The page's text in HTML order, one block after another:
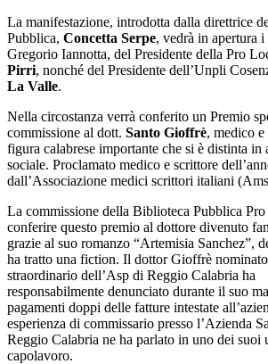
La manifestazione, introdotta dalla direttrice
Pubblica, Concetta Serpe, vedrà in apertura
Gregorio Iannotta, del Presidente della Pro
Pirri, nonché del Presidente dell’Unpli
La Valle.
Nella circostanza verrà conferito un Premio
commissione al dott. Santo Gioffrè, medico
figura calabrese importante che si è distinta in
sociale. Proclamato medico e scrittore
dall’Associazione medici scrittori italiani
La commissione della Biblioteca Pubblica
conferire questo premio al dottore divenuto
grazie al suo romanzo “Artemisia Sanchez”,
ha tratto una fiction. Il dottor Gioffrè
straordinario dell’Asp di Reggio Calabria ha
responsabilmente denunciato durante il suo
pagamenti doppi delle fatture intestate
esperienza di commissario presso l’Azienda
Reggio Calabria ne ha parlato in uno dei suoi
capolavoro.